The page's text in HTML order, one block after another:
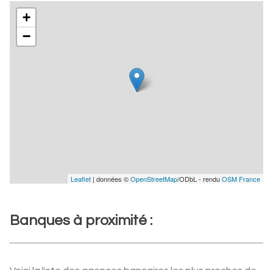
+
−
Leaflet | données ©OpenStreetMap/ODbL - renduOSM France
Banques à proximité :